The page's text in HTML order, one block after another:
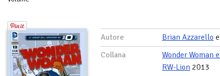
Autore Brian Azzarello
Collana
Wonder Woman
RW-Lion 2013